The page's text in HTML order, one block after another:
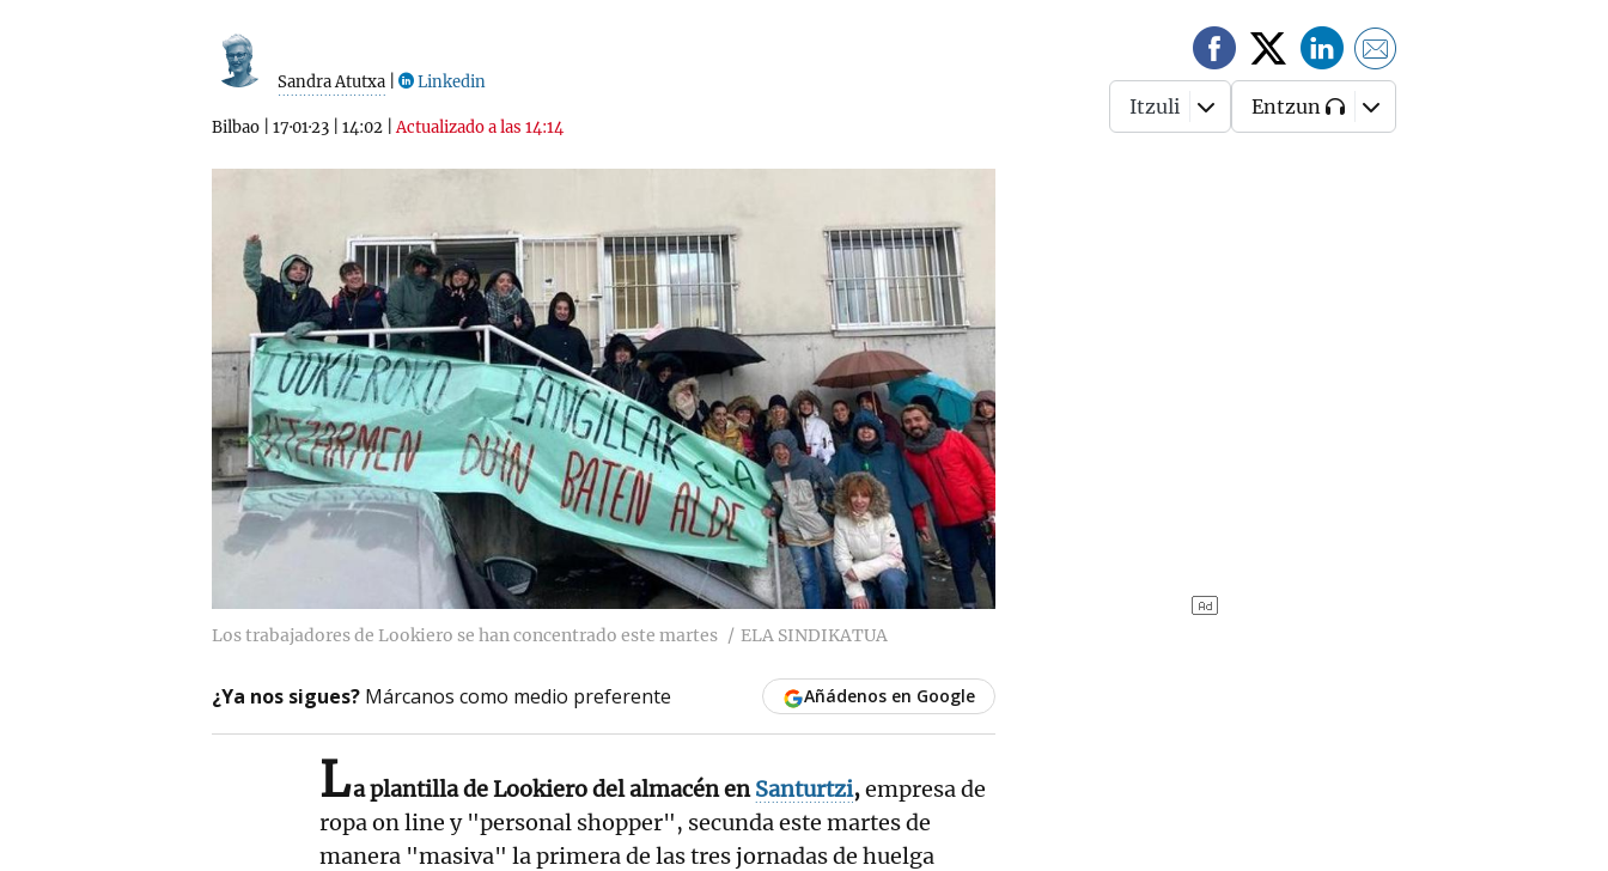
Sandra Atutxa Linkedin
Bilbao 17·01·23 14:02 |Actualizado a las 14:14
Itzuli Entzun
Los trabajadores de Lookiero se han concentrado este martes ELA SINDIKATUA
¿Ya nos sigues? Márcanos como medio preferente Añádenos en Google
La plantilla de Lookiero del almacén enSanturtzi,empresa de
ropa on line y "personal shopper", secunda este martes de
manera "masiva" la primera de las tres jornadas de huelga